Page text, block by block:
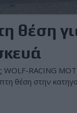
θέση
RACING
θέση στην